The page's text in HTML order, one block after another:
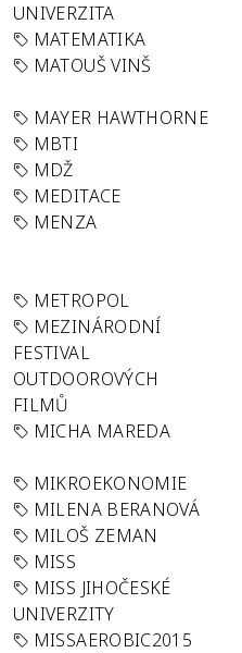
UNIVERZITA
MATEMATIKA
MATOUŠ VINŠ
MAYER HAWTHORNE
MBTI
MDŽ
MEDITACE
MENZA
METROPOL
MEZINÁRODNÍ
FESTIVAL
OUTDOOROVÝCH
FILMŮ
MICHA MAREDA
MIKROEKONOMIE
MILENA BERANOVÁ
MILOŠ ZEMAN
MISS
MISS JIHOČESKÉ
UNIVERZITY
MISSAEROBIC2015